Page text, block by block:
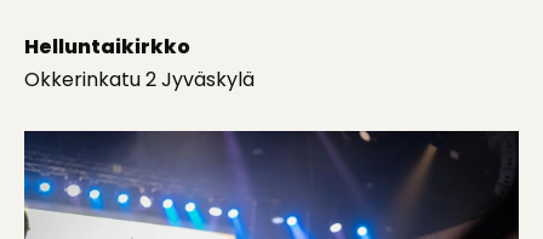
Helluntaikirkko
Okkerinkatu 2 Jyväskylä